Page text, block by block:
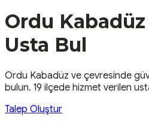
Ordu Kabadüz
Usta Bul
Ordu Kabadüz ve çevresinde
bulun. 19 ilçede hizmet verilen
Talep Oluştur